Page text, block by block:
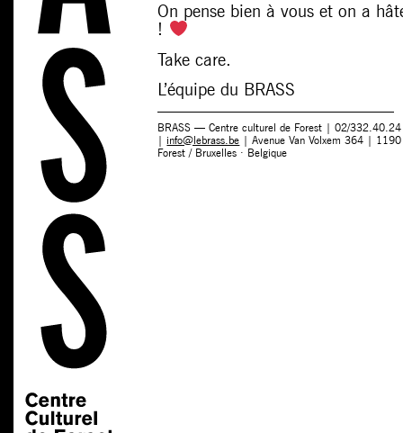
On pense bien à vous et on a
!
Take care.
L’équipe du BRASS
BRASS — Centre culturel de Forest | 02/332.40.24
| info@lebrass.be | Avenue Van Volxem 364 | 1190
Forest / Bruxelles · Belgique